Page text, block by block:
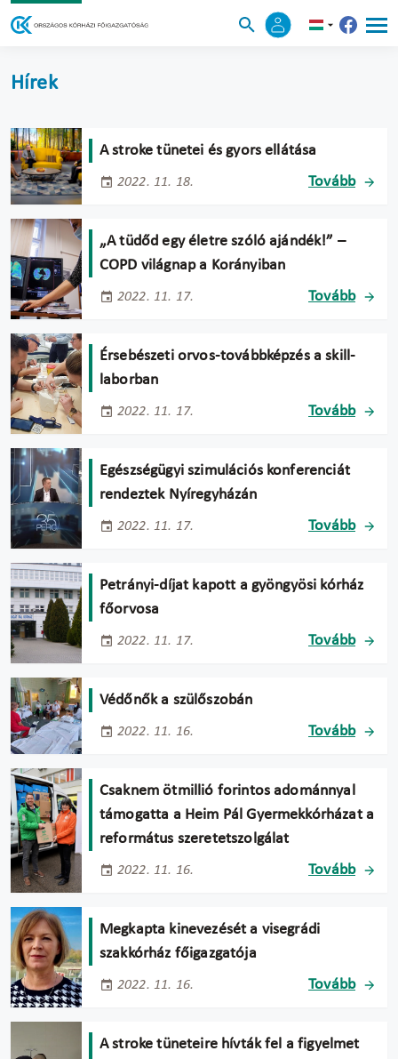
Hírek
A stroke tünetei és gyors ellátása
2022. 11. 18. Tovább
„A tüdőd egy életre szóló ajándék!” –
COPD világnap a Korányiban
2022. 11. 17. Tovább
Érsebészeti orvos-továbbképzés a skill-
laborban
2022. 11. 17. Tovább
Egészségügyi szimulációs konferenciát
rendeztek Nyíregyházán
2022. 11. 17. Tovább
Petrányi-díjat kapott a gyöngyösi kórház
főorvosa
2022. 11. 17. Tovább
Védőnők a szülőszobán
2022. 11. 16. Tovább
Csaknem ötmillió forintos adománnyal
támogatta a Heim Pál Gyermekkórházat a
református szeretetszolgálat
2022. 11. 16. Tovább
Megkapta kinevezését a visegrádi
szakkórház főigazgatója
2022. 11. 16. Tovább
A stroke tüneteire hívták fel a figyelmet